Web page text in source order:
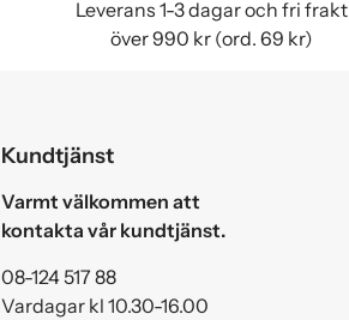
Leverans 1-3 dagar och fri frakt
över 990 kr (ord. 69 kr)
Kundtjänst
Varmt välkommen att
kontakta vår kundtjänst.
08-124 517 88
Vardagar kl 10.30-16.00